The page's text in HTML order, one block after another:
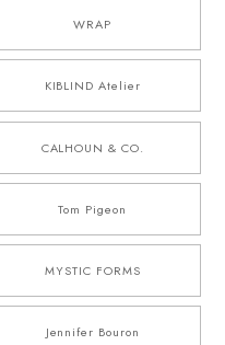
WRAP
KIBLIND Atelier
CALHOUN & CO.
Tom Pigeon
MYSTIC FORMS
Jennifer Bouron